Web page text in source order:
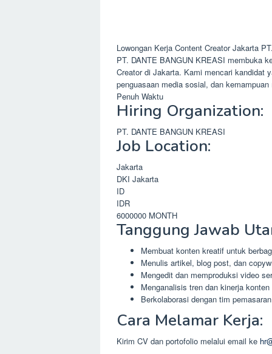
Lowongan Kerja Content Creator Jakarta
PT. DANTE BANGUN KREASI membuka
Creator di Jakarta. Kami mencari kandidat
penguasaan media sosial, dan
Penuh Waktu
Hiring Organization:
PT. DANTE BANGUN KREASI
Job Location:
Jakarta
DKI Jakarta
ID
IDR
6000000 MONTH
Tanggung Jawab
Membuat konten kreatif untuk
Menulis artikel, blog post, dan
Mengedit dan memproduksi video
Menganalisis tren dan kinerja
Berkolaborasi dengan tim
Cara Melamar Kerja:
Kirim CV dan portofolio melalui email ke